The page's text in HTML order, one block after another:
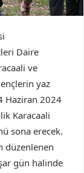
Daire
ve
yaz
Haziran 2024
Karacaali
sona erecek.
düzenlenen
gün halinde